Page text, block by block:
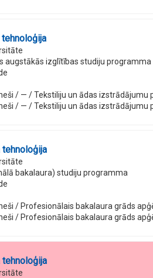
augstākās izglītības studiju programma
/ — / Tekstiliju un ādas
/ — / Tekstiliju un ādas
bakalaura) studiju programma
/ Profesionālais bakalaura grāds
/ Profesionālais bakalaura grāds